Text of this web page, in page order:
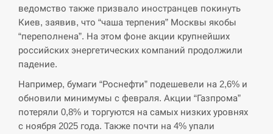
СЕРПЕНЬ
13:23
“Они должны быть уничтожены”: в МИДе
ответили, как отреагируют на…
СЕРПЕНЬ
13:10
Тайвань проводить найбільші військові
навчання на тлі загрози вторгнення з…
ведомство также призвало иностранцев покинуть
Киев, заявив, что “чаша терпения” Москвы якобы
“переполнена”. На этом фоне акции крупнейших
российских энергетических компаний продолжили
падение.
Например, бумаги “Роснефти” подешевели на 2,6% и
обновили минимумы с февраля. Акции “Газпрома”
потеряли 0,8% и торгуются на самых низких уровнях
с ноября 2025 года. Также почти на 4% упали